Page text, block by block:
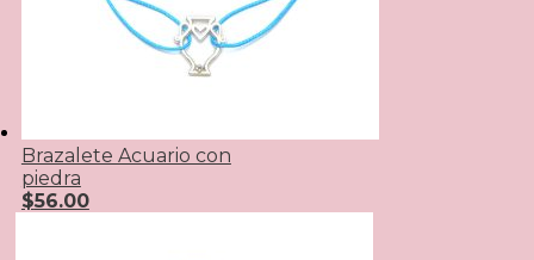
Brazalete Acuario con
piedra
$56.00